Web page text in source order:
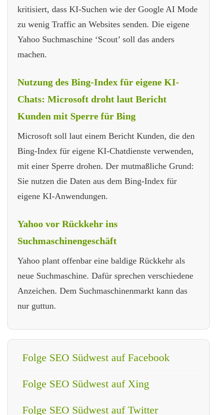
kritisiert, dass KI-Suchen wie der Google AI Mode
zu wenig Traffic an Websites senden. Die eigene
Yahoo Suchmaschine ‘Scout’ soll das anders
machen.
Nutzung des Bing-Index für eigene KI-
Chats: Microsoft droht laut Bericht
Kunden mit Sperre für Bing
Microsoft soll laut einem Bericht Kunden, die den
Bing-Index für eigene KI-Chatdienste verwenden,
mit einer Sperre drohen. Der mutmaßliche Grund:
Sie nutzen die Daten aus dem Bing-Index für
eigene KI-Anwendungen.
Yahoo vor Rückkehr ins
Suchmaschinengeschäft
Yahoo plant offenbar eine baldige Rückkehr als
neue Suchmaschine. Dafür sprechen verschiedene
Anzeichen. Dem Suchmaschinenmarkt kann das
nur guttun.
Folge SEO Südwest auf Facebook
Folge SEO Südwest auf Xing
Folge SEO Südwest auf Twitter